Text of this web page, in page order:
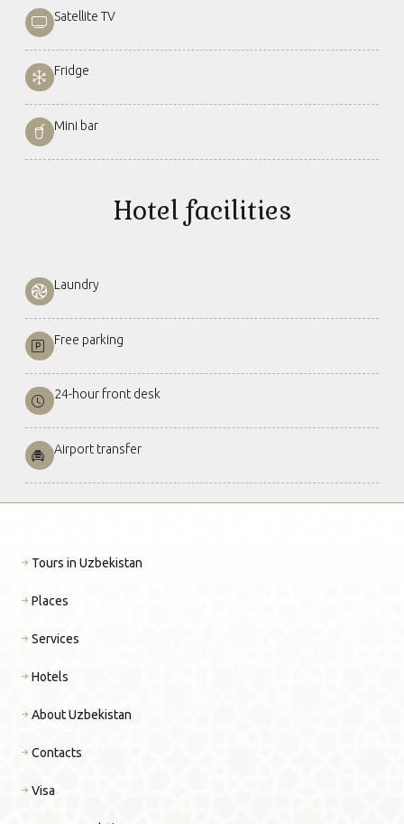
Satellite TV
Fridge
Mini bar
Hotel facilities
Laundry
Free parking
24-hour front desk
Airport transfer
Tours in Uzbekistan
Places
Services
Hotels
About Uzbekistan
Contacts
Visa